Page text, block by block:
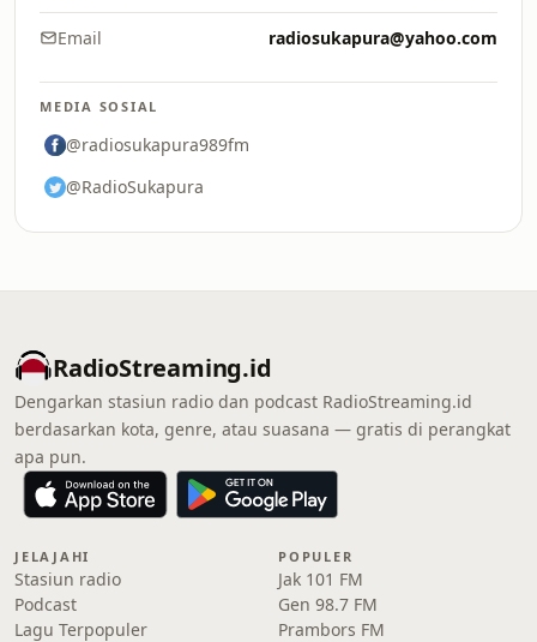
Email radiosukapura@yahoo.com
MEDIA SOSIAL
@radiosukapura989fm
@RadioSukapura
RadioStreaming.id
Dengarkan stasiun radio dan podcast RadioStreaming.id
berdasarkan kota, genre, atau suasana — gratis di perangkat
apa pun.
JELAJAHI
Stasiun radio
Podcast
Lagu Terpopuler
POPULER
Jak 101 FM
Gen 98.7 FM
Prambors FM